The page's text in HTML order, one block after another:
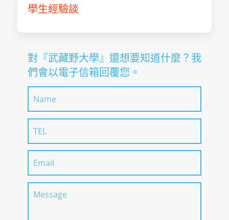
學生經驗談
對『武藏野⼤學』還想要知道什麼？我
們會以電子信箱回覆您。